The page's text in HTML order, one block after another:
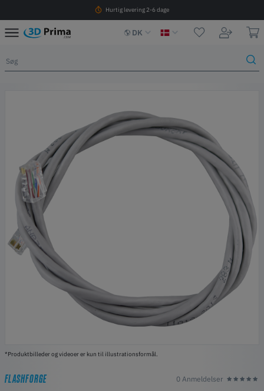
Hurtig levering 2-6 dage
DK
*Produktbilleder og videoer er kun til illustrationsformål.
FLASHFORGE 0 Anmeldelser